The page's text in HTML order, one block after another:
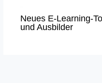
Neues E-Learning-
und Ausbilder